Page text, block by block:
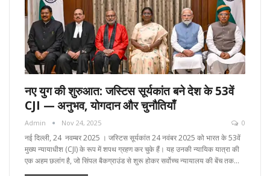
नए युग की शुरुआत: जस्टिस सूर्यकांत बने देश के 53वें
CJI — अनुभव, योगदान और चुनौतियाँ
Admin Nov 24, 2025 0
नई दिल्ली, 24 नवम्बर 2025 । जस्टिस सूर्यकांत 24 नवंबर 2025 को भारत के 53वें
मुख्य न्यायाधीश (CJI) के रूप में शपथ ग्रहण कर चुके हैं। यह उनकी न्यायिक यात्रा की
एक अहम छलांग है, जो सिंपल बैकग्राउंड से शुरू होकर सर्वोच्च न्यायालय की बेंच तक…